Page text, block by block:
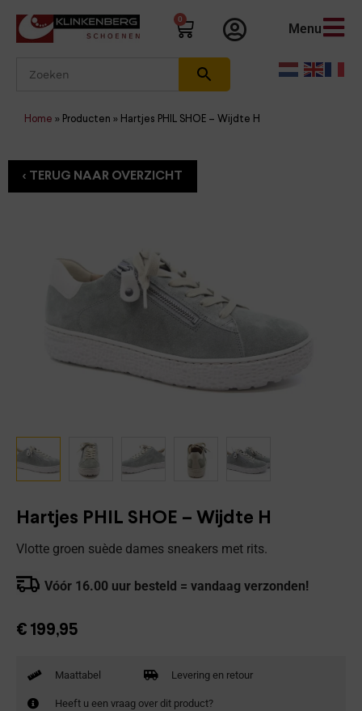
0
Menu
Home » Producten » Hartjes PHIL SHOE – Wijdte H
Hartjes PHIL SHOE – Wijdte H
Vlotte groen suède dames sneakers met rits.
Vóór 16.00 uur besteld = vandaag verzonden!
€ 199,95
Maattabel Levering en retour
Heeft u een vraag over dit product?